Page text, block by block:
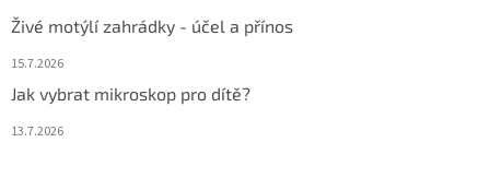
Živé motýlí zahrádky - účel a přínos
15.7.2026
Jak vybrat mikroskop pro dítě?
13.7.2026